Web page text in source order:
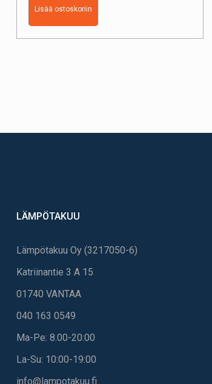
Lisää ostoskoriin
LÄMPÖTAKUU
Lämpötakuu Oy (3217050-6)
Katriinantie 3 A 15
01740 VANTAA
040 163 0549
Ma-Pe: 8.00-20:00
La-Su: 10:00-19:00
info@lampotakuu.fi